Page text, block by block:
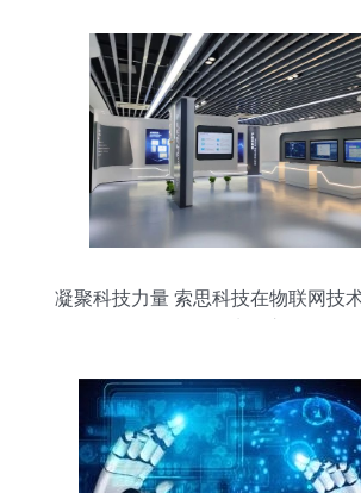
凝聚科技力量 索思科技在物联网技